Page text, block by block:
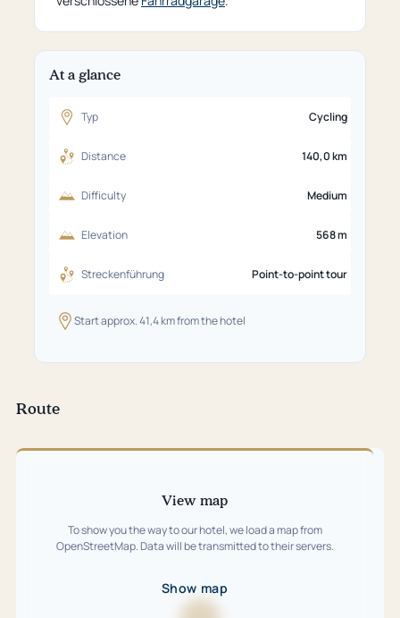
At a glance
Typ Cycling
Distance 140,0 km
Difficulty Medium
Elevation 568 m
Streckenführung Point-to-point tour
Start approx. 41,4 km from the hotel
Route
Skip
View map
To show you the way to our hotel, we load a map from
OpenStreetMap. Data will be transmitted to their servers.
Show map